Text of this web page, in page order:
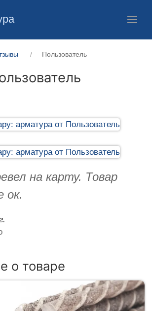
Пользователь
на карту. Товар
ок.
о товаре